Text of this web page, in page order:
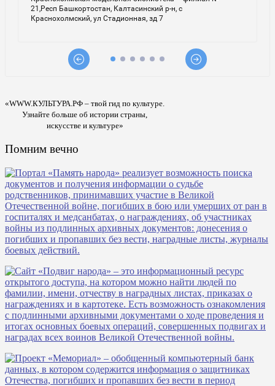
«WWW.КУЛЬТУРА.РФ – твой гид по культуре.
Узнайте больше об истории страны,
искусстве и культуре»
Помним вечно